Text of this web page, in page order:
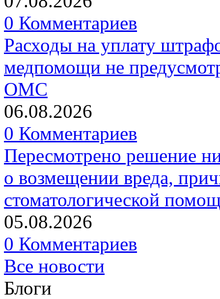
0 Комментариев
Расходы на уплату
медпомощи не
ОМС
06.08.2026
0 Комментариев
Пересмотрено решение
о возмещении вреда,
стоматологической
05.08.2026
0 Комментариев
Все новости
Блоги